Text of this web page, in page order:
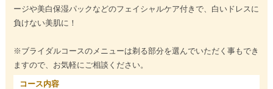
ージや美白保湿パックなどのフェイシャルケア付きで、白いドレスに
負けない美肌に！
※ブライダルコースのメニューは剃る部分を選んでいただく事もでき
ますので、お気軽にご相談ください。
コース内容